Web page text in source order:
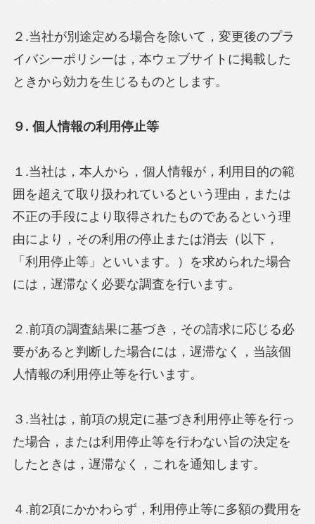
２.当社が別途定める場合を除いて，変更後のプラ
イバシーポリシーは，本ウェブサイトに掲載した
ときから効力を生じるものとします。
９. 個人情報の利用停止等
１.当社は，本人から，個人情報が，利用目的の範
囲を超えて取り扱われているという理由，または
不正の手段により取得されたものであるという理
由により，その利用の停止または消去（以下，
「利用停止等」といいます。）を求められた場合
には，遅滞なく必要な調査を行います。
２.前項の調査結果に基づき，その請求に応じる必
要があると判断した場合には，遅滞なく，当該個
人情報の利用停止等を行います。
３.当社は，前項の規定に基づき利用停止等を行っ
た場合，または利用停止等を行わない旨の決定を
したときは，遅滞なく，これを通知します。
４.前2項にかかわらず，利用停止等に多額の費用を